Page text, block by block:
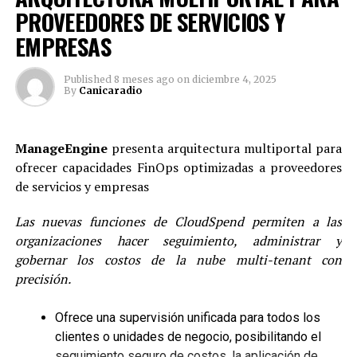
de Atrio Torre Norte.
Además de los premios FIABCI, la construcción ha
obtenido la certificación LEED Gold, convirtiéndose en
uno de los edificios más sostenibles en el país y la
región. Este reconocimiento se traduce en un impacto
por ciento en agua, 65 por ciento en agua para riego, 15
por ciento en energía, entre otros recursos.
La Torre Norte de Atrio contribuye directamente a los
Objetivos de Desarrollo Sostenible (ODS) de las
empresas, siendo una inversión que alinea la
rentabilidad financiera con la responsabilidad social y
ambiental. Según McKinsey & Company, las compañías
ciento más de rentabilidad en comparación con sus
contrapartes en edificios convencionales«, concluyó el
directivo.
PROVEEDORES DE SERVICIOS Y
EMPRESAS
Published 8 meses ago on diciembre 4, 2025
By Canicaradio
ManageEnginepresenta arquitectura multiportal para
ofrecer capacidades FinOps optimizadas a proveedores
de servicios y empresas
Las nuevas funciones de CloudSpend permiten a las
organizaciones hacer seguimiento, administrar y
gobernar los costos de la nube multi-tenant con
precisión.
Ofrece una supervisión unificada para todos los
clientes o unidades de negocio, posibilitando el